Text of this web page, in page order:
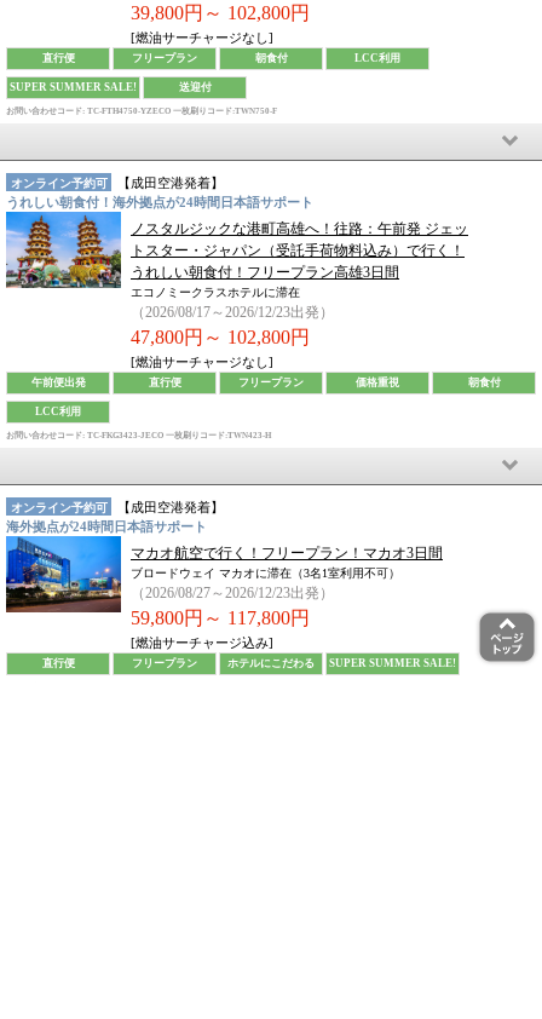
39,800円～ 102,800円
[燃油サーチャージなし]
直行便 フリープラン 朝食付 LCC利用
SUPER SUMMER SALE! 送迎付
お問い合わせコード: TC-FTH4750-YZECO 一枚刷りコード:TWN750-F
オンライン予約可 【成田空港発着】
うれしい朝食付！海外拠点が24時間日本語サポート
ノスタルジックな港町高雄へ！往路：午前発 ジェッ
トスター・ジャパン（受託手荷物料込み）で行く！
うれしい朝食付！フリープラン高雄3日間
エコノミークラスホテルに滞在
（2026/08/17～2026/12/23出発）
47,800円～ 102,800円
[燃油サーチャージなし]
午前便出発 直行便 フリープラン 価格重視 朝食付
LCC利用
お問い合わせコード: TC-FKG3423-JECO 一枚刷りコード:TWN423-H
オンライン予約可 【成田空港発着】
海外拠点が24時間日本語サポート
マカオ航空で行く！フリープラン！マカオ3日間
ブロードウェイ マカオに滞在（3名1室利用不可）
（2026/08/27～2026/12/23出発）
59,800円～ 117,800円
[燃油サーチャージ込み]
直行便 フリープラン ホテルにこだわる SUPER SUMMER SALE!